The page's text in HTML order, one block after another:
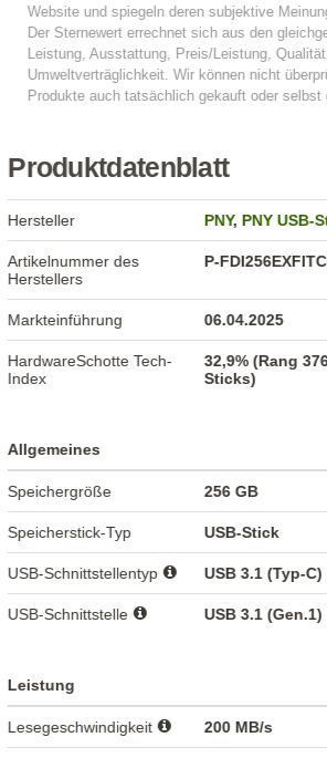
Produktdatenblatt
Hersteller PNY,PNY USB-
Artikelnummer des
Herstellers
P-
Markteinführung 06.04.2025
HardwareSchotte Tech-
Index
32,9% (Rang
Sticks)
Allgemeines
Speichergröße 256 GB
Speicherstick-Typ USB-Stick
USB-Schnittstellentyp USB 3.1 (Typ-C)
USB-Schnittstelle USB 3.1 (Gen.1)
Leistung
Lesegeschwindigkeit 200 MB/s